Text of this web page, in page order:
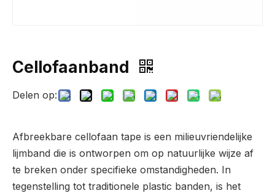
Cellofaanband
Delen op:
Afbreekbare cellofaan tape is een milieuvriendelijke
lijmband die is ontworpen om op natuurlijke wijze af
te breken onder specifieke omstandigheden. In
tegenstelling tot traditionele plastic banden, is het